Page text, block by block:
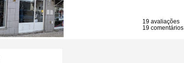
19 avaliações
19 comentários